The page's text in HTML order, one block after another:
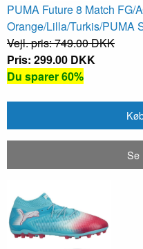
PUMA Future 8 Match FG/
Orange/Lilla/Turkis/PUMA
Vejl. pris: 749.00 DKK
Pris: 299.00 DKK
Du sparer 60%
Se